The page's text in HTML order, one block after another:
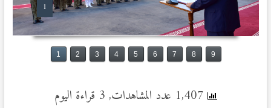
1
1 2 3 4 5 6 7 8 9